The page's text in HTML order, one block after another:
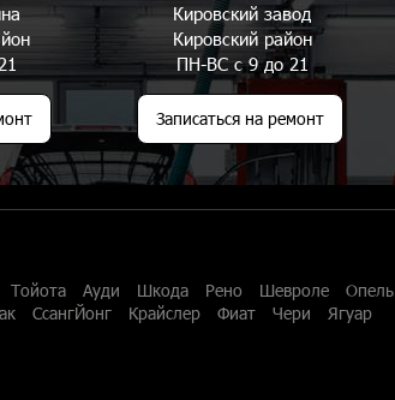
Кировский завод
Кировский район
ПН-ВС с 9 до 21
Записаться на ремонт
Тойота Ауди Шкода Рено Шевроле Опель
СсангЙонг Крайслер Фиат Чери Ягуар